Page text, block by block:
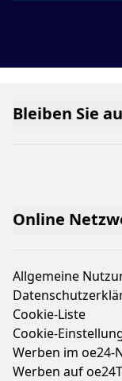
Online
Allgemeine
Cookie-Liste
Cookie-
Werben im oe24-
Werben auf
Bleiben Sie